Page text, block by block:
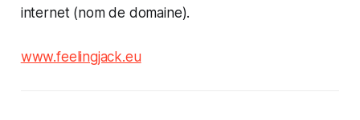
internet (nom de domaine).
www.feelingjack.eu